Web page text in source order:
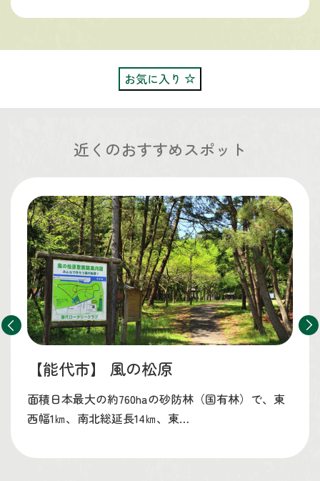
お気に入り
近くのおすすめスポット
【能代市】 風の松原
面積日本最大の約760haの砂防林（国有林）で、東
西幅1㎞、南北総延長14㎞、東…